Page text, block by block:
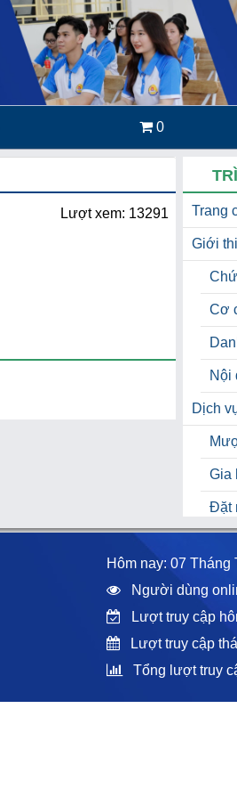
0
Lượt xem: 13291 Trang
Giới
Cơ
Nội
Dịch
Gia
Đặt
Hỗ
Hỏi
Hôm nay: 07 Tháng
Người dùng
Lượt truy cập
Lượt truy cập
Tổng lượt truy